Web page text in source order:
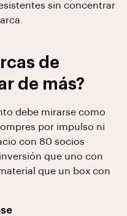
sin concentrar
de
de más?
debe mirarse como
por impulso ni
con 80 socios
que uno con
que un box con